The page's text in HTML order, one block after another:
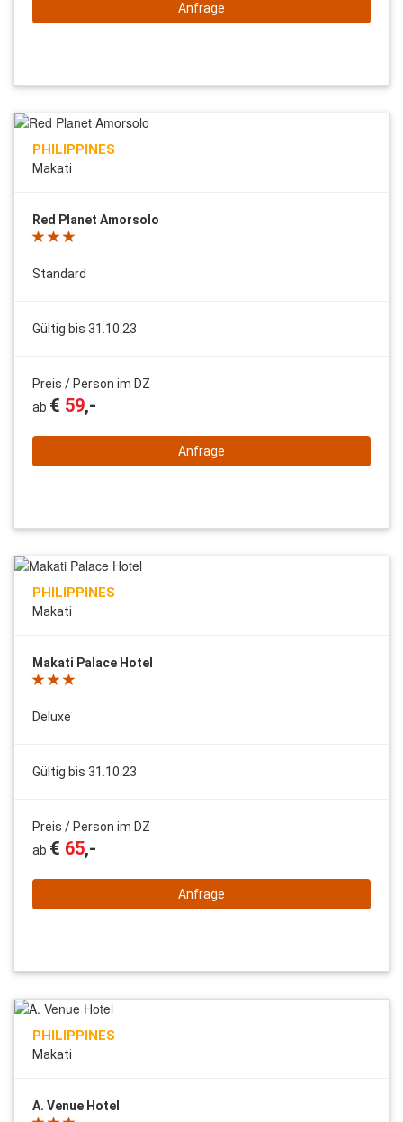
Anfrage
PHILIPPINES
Makati
Red Planet Amorsolo
Standard
Gültig bis 31.10.23
Preis / Person im DZ
ab € 59,-
Anfrage
PHILIPPINES
Makati
Makati Palace Hotel
Deluxe
Gültig bis 31.10.23
Preis / Person im DZ
ab € 65,-
Anfrage
PHILIPPINES
Makati
A. Venue Hotel